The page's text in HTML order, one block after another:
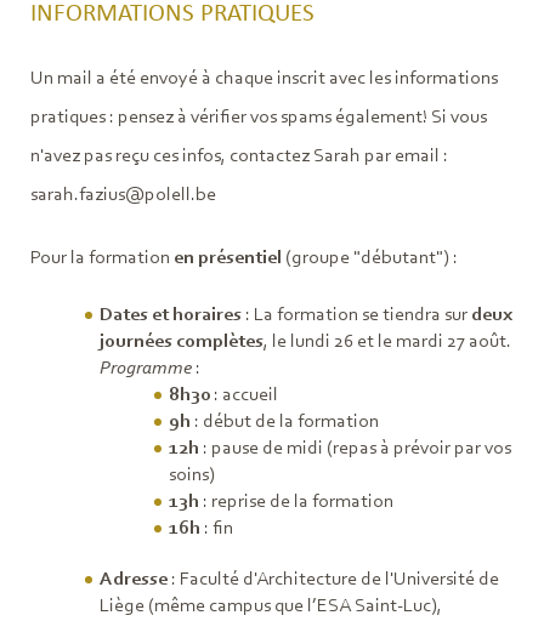
INFORMATIONS PRATIQUES
Un mail a été envoyé à chaque inscrit avec les informations
pratiques : pensez à vérifier vos spams également! Si vous
n'avez pas reçu ces infos, contactez Sarah par email :
sarah.fazius@polell.be
Pour la formation en présentiel (groupe "débutant") :
Dates et horaires: La formation se tiendra sur deux
journées complètes, le lundi 26 et le mardi 27 août.
Programme:
8h30 : accueil
9h : début de la formation
12h : pause de midi (repas à prévoir par vos
soins)
13h : reprise de la formation
16h : fin
Adresse: Faculté d'Architecture de l'Université de
Liège (même campus que l’ESA Saint-Luc),